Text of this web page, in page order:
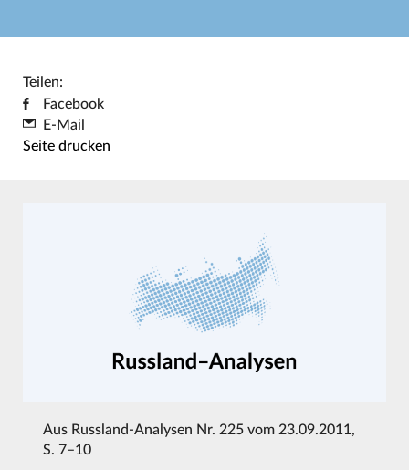
Teilen:
Facebook
E-Mail
Seite drucken
Aus Russland-Analysen Nr. 225 vom 23.09.2011,
S. 7–10